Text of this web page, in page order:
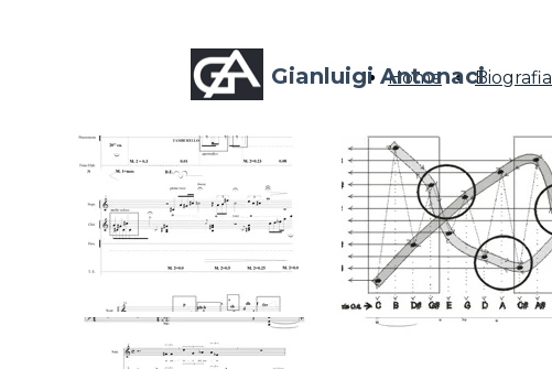
Home Biografia
Gianluigi Antonaci